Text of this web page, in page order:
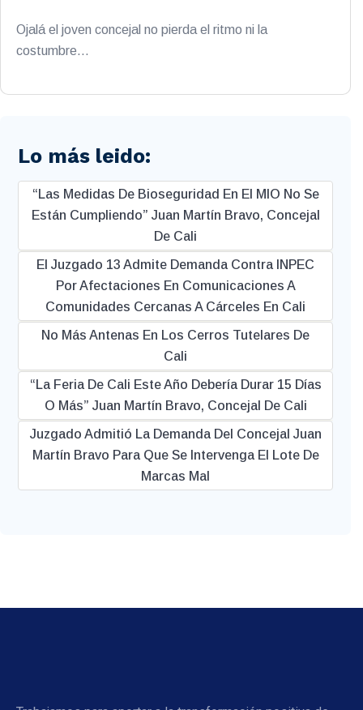
Ojalá el joven concejal no pierda el ritmo ni la
costumbre…
Lo más leido:
“Las Medidas De Bioseguridad En El MIO No Se
Están Cumpliendo” Juan Martín Bravo, Concejal
De Cali
El Juzgado 13 Admite Demanda Contra INPEC
Por Afectaciones En Comunicaciones A
Comunidades Cercanas A Cárceles En Cali
No Más Antenas En Los Cerros Tutelares De
Cali
“La Feria De Cali Este Año Debería Durar 15 Días
O Más” Juan Martín Bravo, Concejal De Cali
Juzgado Admitió La Demanda Del Concejal Juan
Martín Bravo Para Que Se Intervenga El Lote De
Marcas Mal